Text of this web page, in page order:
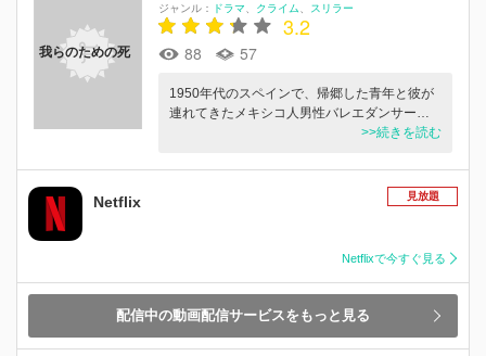
我らのための死
ジャンル：
ドラマ クライム スリラー
3.2
88 57
1950年代のスペインで、帰郷した青年と彼が
連れてきたメキシコ人男性バレエダンサー…
>>続きを読む
Netflix 見放題
Netflixで今すぐ見る
配信中の動画配信サービスをもっと見る